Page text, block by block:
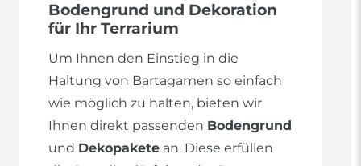
Bodengrund und Dekoration
für Ihr Terrarium
Um Ihnen den Einstieg in die
Haltung von Bartagamen so einfach
wie möglich zu halten, bieten wir
Ihnen direkt passenden Bodengrund
und Dekopakete an. Diese erfüllen